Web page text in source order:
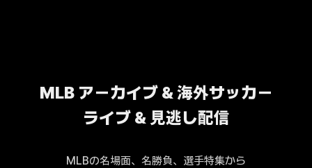
MLB アーカイブ & 海外サッカー
ライブ & 見逃し配信
MLBの名場面、名勝負、選手特集から